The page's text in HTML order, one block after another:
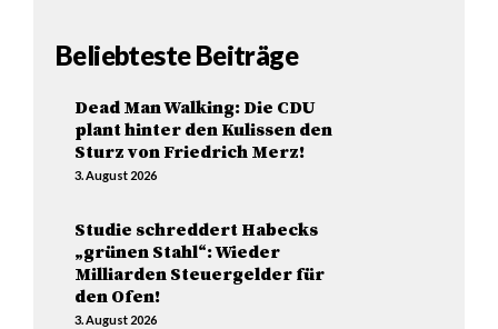
Beliebteste Beiträge
Dead Man Walking: Die CDU
plant hinter den Kulissen den
Sturz von Friedrich Merz!
3. August 2026
Studie schreddert Habecks
„grünen Stahl“: Wieder
Milliarden Steuergelder für
den Ofen!
3. August 2026